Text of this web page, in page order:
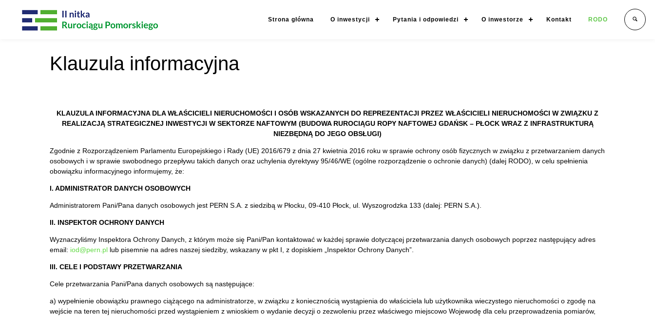
Strona główna O inwestycji Pytania i odpowiedzi O inwestorze Kontakt RODO
Klauzula informacyjna
KLAUZULA INFORMACYJNA DLA WŁAŚCICIELI NIERUCHOMOŚCI I OSÓB WSKAZANYCH DO REPREZENTACJI PRZEZ WŁAŚCICIELI NIERUCHOMOŚCI W ZWIĄZKU Z
REALIZACJĄ STRATEGICZNEJ INWESTYCJI W SEKTORZE NAFTOWYM (BUDOWA RUROCIĄGU ROPY NAFTOWEJ GDAŃSK – PŁOCK WRAZ Z INFRASTRUKTURĄ
NIEZBĘDNĄ DO JEGO OBSŁUGI)
Zgodnie z Rozporządzeniem Parlamentu Europejskiego i Rady (UE) 2016/679 z dnia 27 kwietnia 2016 roku w sprawie ochrony osób fizycznych w związku z przetwarzaniem danych
osobowych i w sprawie swobodnego przepływu takich danych oraz uchylenia dyrektywy 95/46/WE (ogólne rozporządzenie o ochronie danych) (dalej RODO), w celu spełnienia
obowiązku informacyjnego informujemy, że:
I. ADMINISTRATOR DANYCH OSOBOWYCH
Administratorem Pani/Pana danych osobowych jest PERN S.A. z siedzibą w Płocku, 09-410 Płock, ul. Wyszogrodzka 133 (dalej: PERN S.A.).
II. INSPEKTOR OCHRONY DANYCH
Wyznaczyliśmy Inspektora Ochrony Danych, z którym może się Pani/Pan kontaktować w każdej sprawie dotyczącej przetwarzania danych osobowych poprzez następujący adres
email: iod@pern.pl lub pisemnie na adres naszej siedziby, wskazany w pkt I, z dopiskiem „Inspektor Ochrony Danych”.
III. CELE I PODSTAWY PRZETWARZANIA
Cele przetwarzania Pani/Pana danych osobowych są następujące:
a) wypełnienie obowiązku prawnego ciążącego na administratorze, w związku z koniecznością wystąpienia do właściciela lub użytkownika wieczystego nieruchomości o zgodę na
wejście na teren tej nieruchomości przed wystąpieniem z wnioskiem o wydanie decyzji o zezwoleniu przez właściwego miejscowo Wojewodę dla celu przeprowadzenia pomiarów,